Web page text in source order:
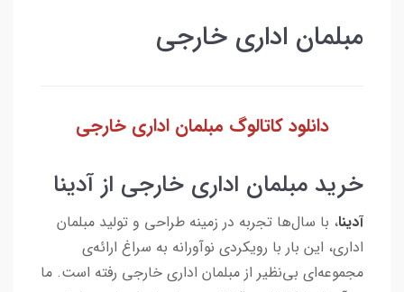
مبلمان اداری خارجی
دانلود کاتالوگ مبلمان اداری خارجی
خرید مبلمان اداری خارجی از آدینا
آدینا، با سال‌ها تجربه در زمینه طراحی و تولید مبلمان
اداری، این بار با رویکردی نوآورانه به سراغ ارائه‌ی
مجموعه‌ای بی‌نظیر از مبلمان اداری خارجی رفته است. ما